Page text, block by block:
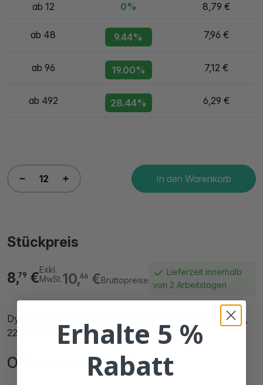
ab 12 0% 8,79 €
ab 48 9.44% 7,96 €
ab 96 19.00% 7,12 €
ab 492 28.44% 6,29 €
In den Warenkorb
Stückpreis
10,46 €Bruttopreise
8,79 €Exkl.
MwSt.
Lieferzeit innerhalb
von 2 Arbeitstagen
Dymo S0904980 kompatible Etiketten, 104mm x 159mm,
220 Etiketten, weiß, permanent
Oft zusammen gekauft
Erhalte 5 %
Rabatt